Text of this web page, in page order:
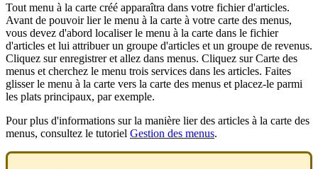
Tout menu à la carte créé apparaîtra dans votre fichier d'articles.
Avant de pouvoir lier le menu à la carte à votre carte des menus,
vous devez d'abord localiser le menu à la carte dans le fichier
d'articles et lui attribuer un groupe d'articles et un groupe de revenus.
Cliquez sur enregistrer et allez dans menus. Cliquez sur Carte des
menus et cherchez le menu trois services dans les articles. Faites
glisser le menu à la carte vers la carte des menus et placez-le parmi
les plats principaux, par exemple.
Pour plus d'informations sur la manière lier des articles à la carte des
menus, consultez le tutoriel Gestion des menus.